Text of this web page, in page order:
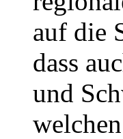
auf die
dass
und